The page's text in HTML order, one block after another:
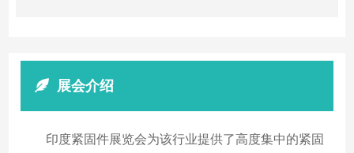
展会介绍
印度紧固件展览会为该行业提供了高度集中的紧固